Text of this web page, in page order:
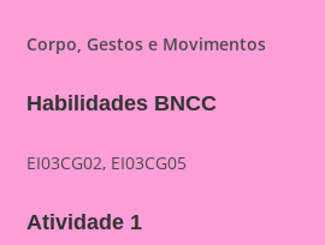
Corpo, Gestos e Movimentos
Habilidades BNCC
EI03CG02, EI03CG05
Atividade 1